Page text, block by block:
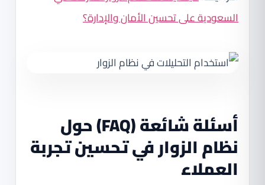
السعودية على تحسين الأمان والإدارة؟
أسئلة شائعة (FAQ) حول
نظام الزوار في تحسين تجربة
العملاء